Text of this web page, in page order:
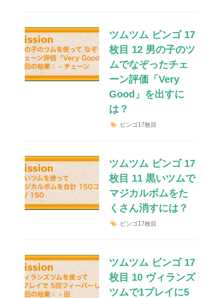
ツムツム ビンゴ 17
枚目 12 男の子のツ
ムでなぞったチェ
ーン評価「Very
Good」を出すに
は？
ビンゴ17枚目
ツムツム ビンゴ 17
枚目 11 黒いツムで
マジカルボムをた
くさん消すには？
ビンゴ17枚目
ツムツム ビンゴ 17
枚目 10 ヴィランズ
ツムで1プレイに5